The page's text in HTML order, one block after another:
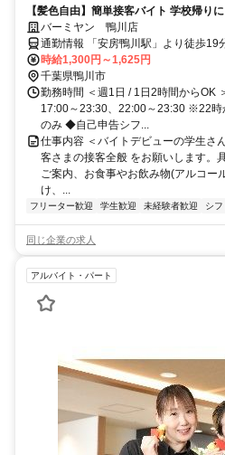
【髪色自由】簡単接客バイト 学校帰り
ない方も大歓迎 曜日や時間の希望も相
ん考慮します!!
バーミヤン 鴨川店
通勤情報 「安房鴨川駅」より徒歩19
時給1,300円～1,625円
千葉県鴨川市
勤務時間 ＜週1日 / 1日2時間からOK
17:00～23:30、22:00～23:30 ※22時
のみ ◆自己申告シフ...
仕事内容 ＜バイトデビューの学生さ
客さまの接客全般 をお願いします。
ご案内、お食事やお飲み物(アルコー
け、...
フリーター歓迎 学生歓迎 未経験者歓迎 シフ
同じ企業の求人
アルバイト・パート